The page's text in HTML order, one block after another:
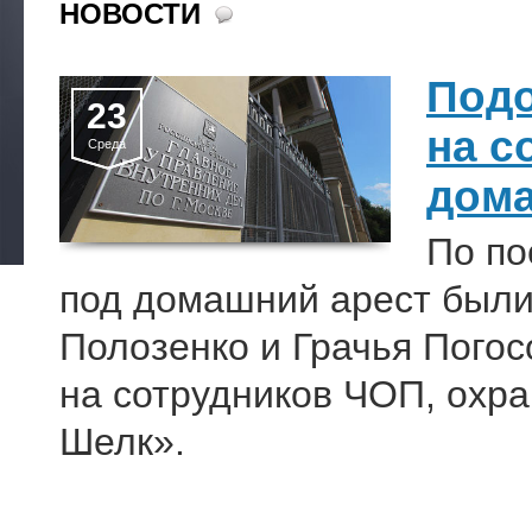
НОВОСТИ
23
Среда
на
По
под домашний арест
Полозенко и Грачья
на сотрудников ЧОП,
Шелк».